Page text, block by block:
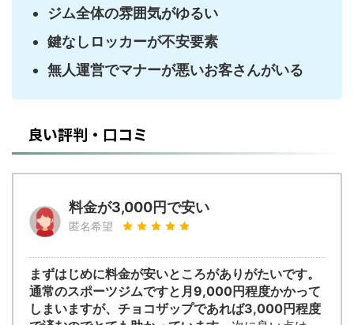
ジム全体の雰囲気がゆるい
鍵なしロッカーが不安要素
無人運営でマナーが悪いお客さんがいる
良い評判・口コミ
料金が3,000円で安い
匿名希望
まずはじめに料金が安いところがありがたいです。
通常のスポーツジムですと月9,000円程度かかって
しまいますが、チョコザップであれば3,000円程度